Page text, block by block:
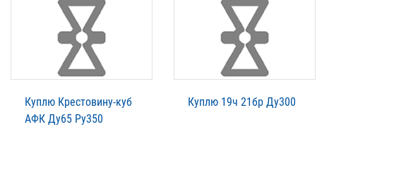
Куплю Крестовину-куб
АФК Ду65 Ру350
Куплю 19ч 21бр Ду300